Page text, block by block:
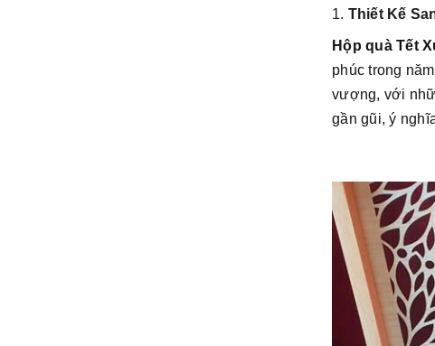
1. Thiết Kế
Hộp quà Tết
phúc trong
vượng, với
gần gũi, ý